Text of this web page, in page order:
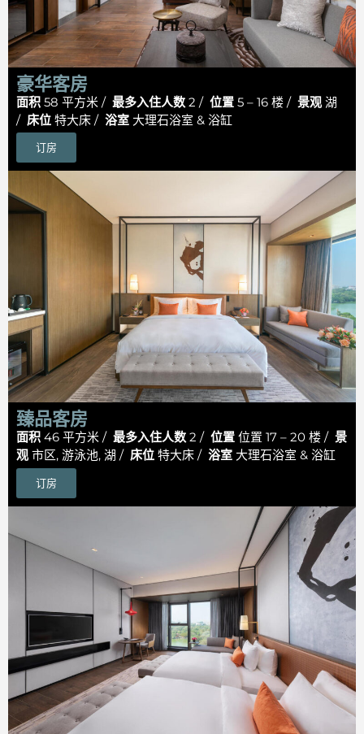
豪华客房
面积 58 平方米 / 最多入住人数 2 / 位置 5 – 16 楼 / 景观 湖
/ 床位 特大床 / 浴室 大理石浴室 & 浴缸
订房
臻品客房
面积 46 平方米 / 最多入住人数 2 / 位置 位置 17 – 20 楼 / 景
观 市区, 游泳池, 湖 / 床位 特大床 / 浴室 大理石浴室 & 浴缸
订房